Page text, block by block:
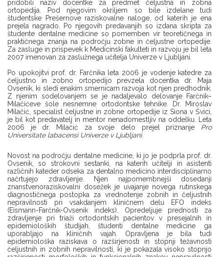
pridobili naziv docentke za predmet čeljustna in zobna
ortopedija. Pod njegovim okriljem so bile izdelane tudi
študentske Prešernove raziskovalne naloge, od katerih je ena
prejela nagrado. Po njegovih predavanjih so izdana skripta za
študente dentalne medicine so pomemben vir teoretičnega in
praktičnega znanja na področju zobne in čeljustne ortopedije.
Za zasluge in prispevek k Medicinski fakulteti in razvoju je bil leta
2007 imenovan za zaslužnega učitelja Univerze v Ljubljani.
Po upokojitvi prof. dr. Farčnika leta 2006 je vodenje katedre za
čeljustno in zobno ortopedijo prevzela docentka dr. Maja
Ovsenik, ki sledi enakim smernicam razvoja kot njen predhodnik.
Z njenim sodelovanjem se je nadaljevalo delovanje Farčnik–
Milačićeve šole nesnemne ortodontske tehnike. Dr. Miroslav
Milačić, specialist čeljustne in zobne ortopedije iz Siona v Švici,
je bil kot predavatelj in mentor nenadomestljiv na oddelku. Leta
2006 je dr. Milačić za svoje delo prejel priznanje Pro
Universitate labacensi Univerze v Ljubljani.
Novost na področju dentalne medicine, ki jo je podprla prof. dr.
Ovsenik, so strokovni sestanki, na katerih učitelji in asistenti
različnih kateder odseka za dentalno medicino interdisciplinarno
načrtujejo zdravljenje. Njen najpomembnejši dosedanji
znanstvenoraziskovalni dosežek je uvajanje novega rutinskega
diagnostičnega postopka za vrednotenje zobnih in čeljustnih
nepravilnosti pri vsakdanjem kliničnem delu EFO indeks
(Eismann-Farčnik-Ovsenik indeks). Opredeljuje prednosti za
zdravljenje pri triaži ortodontskih pacientov v presejalnih in
epidemioloških študijah, študenti dentalne medicine ga
uporabljajo na kliničnih vajah. Opravljena je bila tudi
epidemiološka raziskava o razširjenosti in stopnji težavnosti
čeljustnih in zobnih nepravilnosti, ki je pokazala visoko stopnjo